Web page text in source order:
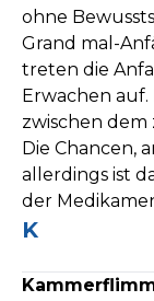
ohne
Grand mal-
treten die
Erwachen
zwischen
Die Chancen,
allerdings ist
der
K